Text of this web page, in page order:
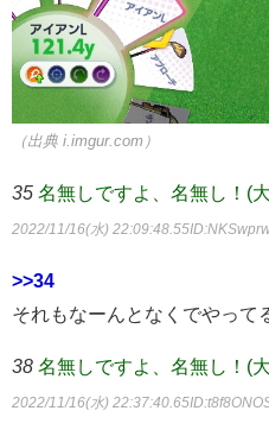
（出典 i.imgur.com）
35 名無しですよ、名無し！(
2022/11/16(水) 22:09:48.55
>>34
それもなーんとなくでやって
38 名無しですよ、名無し！(
2022/11/16(水) 22:37:40.65